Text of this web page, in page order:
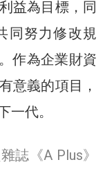
益為目標，同
同努力修改規
作為企業財資
意義的項目，
一代。
誌《A Plus》